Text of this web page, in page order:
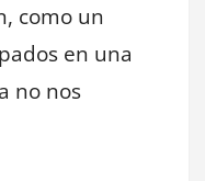
como un
en una
no nos